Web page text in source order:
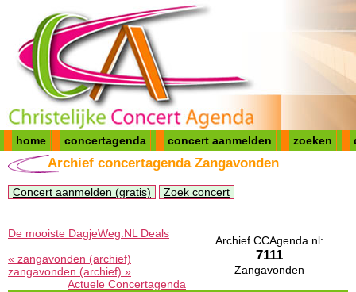
home concertagenda concert aanmelden zoeken
Archief concertagenda Zangavonden
Concert aanmelden (gratis) Zoek concert
Archief CCAgenda.nl:
7111
Zangavonden
De mooiste DagjeWeg.NL Deals
« zangavonden (archief)
zangavonden (archief) »
Actuele Concertagenda